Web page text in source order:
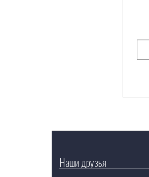
Наши друзья